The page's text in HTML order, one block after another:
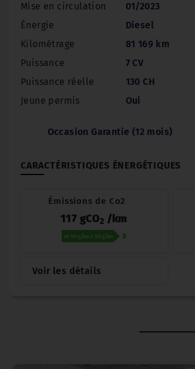
Mise en circulation
01/2023
Énergie
Diesel
Kilométrage
81 169 km
Puissance
7 CV
Puissance réelle
130 CH
Jeune permis
Oui
Occasion Garantie (12 mois)
CARACTÉRISTIQUES ÉNERGÉTIQUES
Émissions de Co2
117 gCO2 /km
Voir les détails